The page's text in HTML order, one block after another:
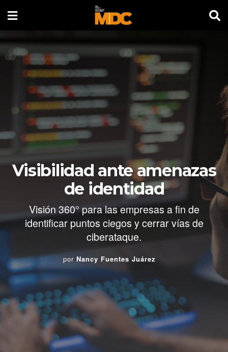
Visibilidad ante amenazas
de identidad
Visión 360° para las empresas a fin de
identificar puntos ciegos y cerrar vías de
ciberataque.
por Nancy Fuentes Juárez